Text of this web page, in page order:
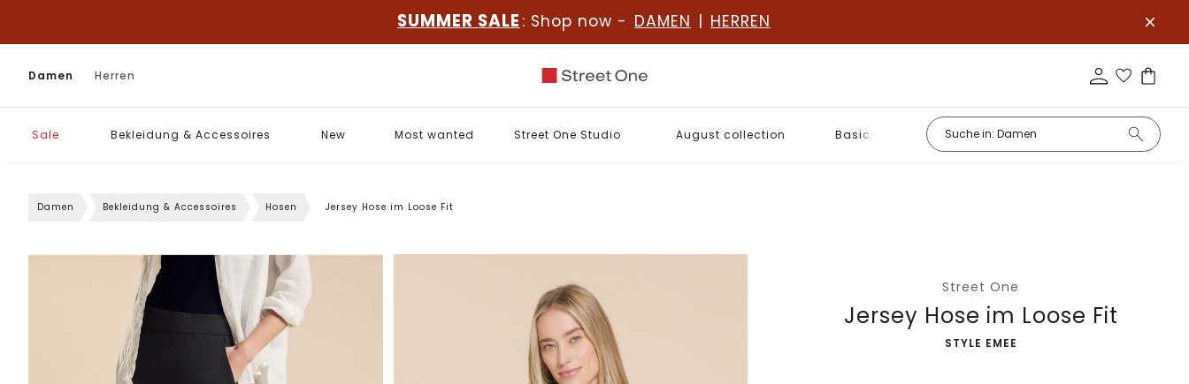
SUMMER SALE : Shop now - DAMEN | HERREN
Damen Herren
Sale Bekleidung & Accessoires New Most wanted Street One Studio August collection Basics
Damen Bekleidung & Accessoires Hosen Jersey Hose im Loose Fit
Street One
Jersey Hose im Loose Fit
-
STYLE EMEE